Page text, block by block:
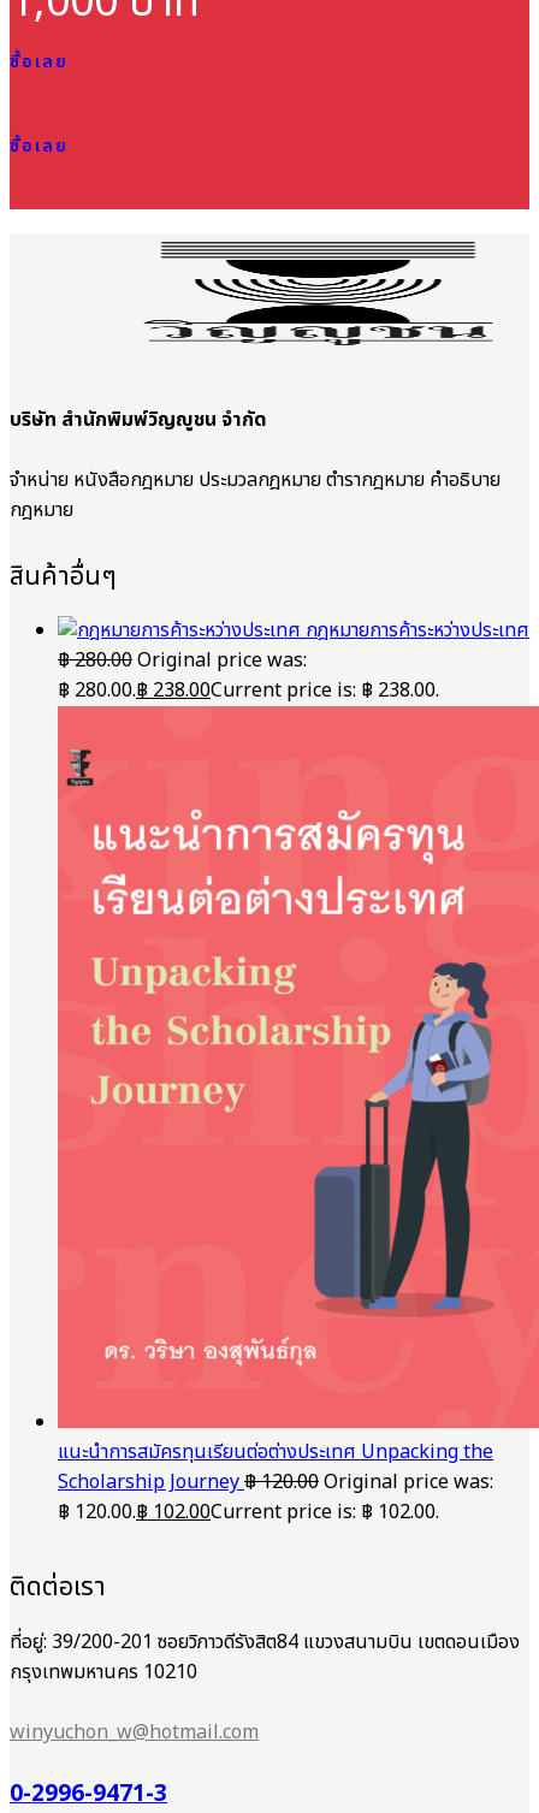
ซื้อเลย
ซื้อเลย
บริษัท สำนักพิมพ์วิญญูชน จำกัด
จำหน่าย หนังสือกฎหมาย ประมวลกฎหมาย ตำรากฎหมาย คำอธิบาย
กฎหมาย
สินค้าอื่นๆ
กฎหมายการค้าระหว่างประเทศ
฿280.00Original price was:
฿ 280.00.฿238.00Current price is: ฿ 238.00.
แนะนำการสมัครทุนเรียนต่อต่างประเทศ Unpacking the
Scholarship Journey฿120.00Original price was:
฿ 120.00.฿102.00Current price is: ฿ 102.00.
ติดต่อเรา
ที่อยู่: 39/200-201 ซอยวิภาวดีรังสิต84 แขวงสนามบิน เขตดอนเมือง
กรุงเทพมหานคร 10210
winyuchon_w@hotmail.com
0-2996-9471-3